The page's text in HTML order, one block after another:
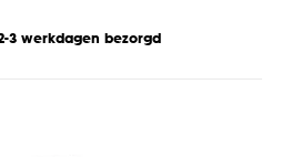
3 werkdagen bezorgd